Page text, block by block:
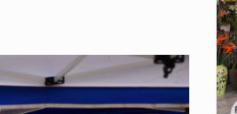
cu masa totală maximă
plină de flori proaspete și plante…